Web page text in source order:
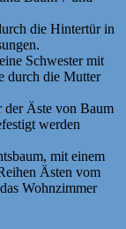
die Hintertür in
Schwester mit
durch die Mutter
der Äste von Baum
werden
mit einem
Ästen vom
Wohnzimmer